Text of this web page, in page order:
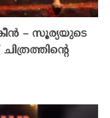
– സൂര്യയുടെ